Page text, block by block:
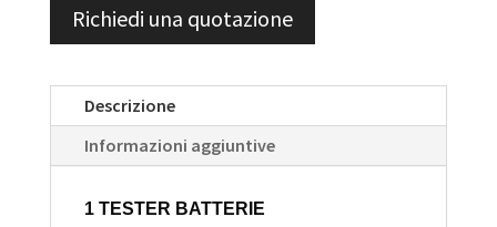
Richiedi una quotazione
Descrizione
Informazioni aggiuntive
1 TESTER BATTERIE